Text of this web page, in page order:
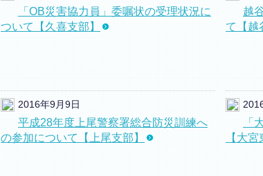
「OB災害協力員」委嘱状の受理状況に
ついて【久喜支部】
越
て【越
2016年9月9日
平成28年度上尾警察署総合防災訓練へ
の参加について【上尾支部】
「
【大宮